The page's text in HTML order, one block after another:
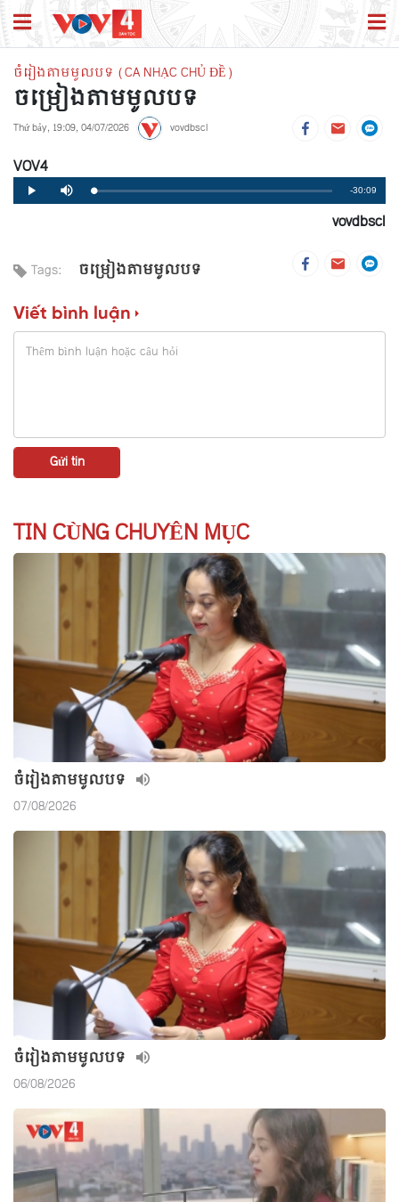
ចំរៀងតាមមូលបទ (CA NHẠC CHỦ ĐỀ)
ចម្រៀងតាមមូលបទ
Thứ bảy, 19:09, 04/07/2026 vovdbscl
VOV4
Play Mute Loaded:
0%
Progress:
0%
Remaining
Time
-30:09
vovdbscl
Tags: ចម្រៀងតាមមូលបទ
Viết bình luận
TIN CÙNG CHUYÊN MỤC
ចំរៀងតាមមូលបទ
07/08/2026
ចំរៀងតាមមូលបទ
06/08/2026